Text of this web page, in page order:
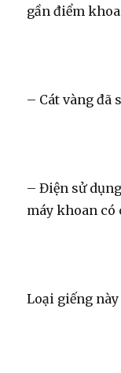
gần điểm
– Cát vàng đã
– Điện sử
máy khoan có
Loại giếng